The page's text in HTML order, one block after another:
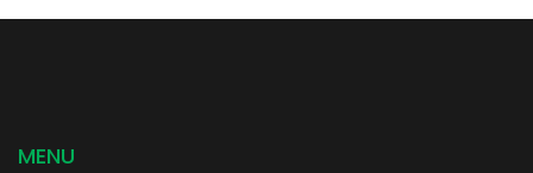
MENU